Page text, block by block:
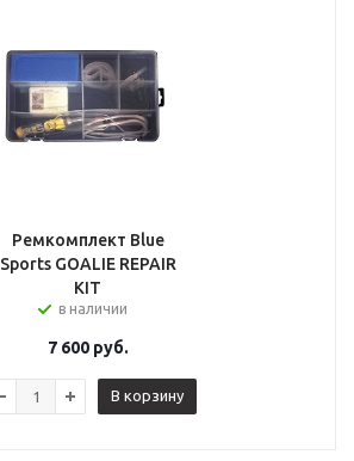
Ремкомплект Blue
Sports GOALIE REPAIR
KIT
в наличии
7 600руб.
В корзину